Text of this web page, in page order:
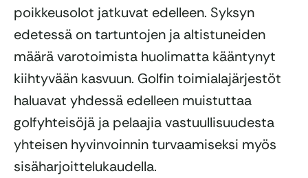
poikkeusolot jatkuvat edelleen. Syksyn
edetessä on tartuntojen ja altistuneiden
määrä varotoimista huolimatta kääntynyt
kiihtyvään kasvuun. Golfin toimialajärjestöt
haluavat yhdessä edelleen muistuttaa
golfyhteisöjä ja pelaajia vastuullisuudesta
yhteisen hyvinvoinnin turvaamiseksi myös
sisäharjoittelukaudella.